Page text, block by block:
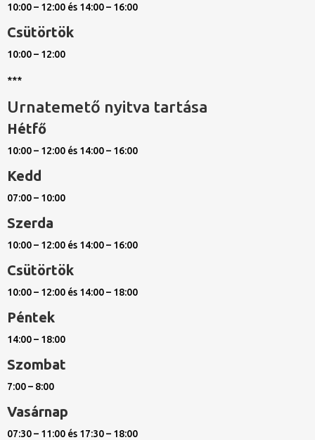
10:00 – 12:00 és 14:00 – 16:00
Csütörtök
10:00 – 12:00
***
Urnatemető nyitva tartása
Hétfő
10:00 – 12:00 és 14:00 – 16:00
Kedd
07:00 – 10:00
Szerda
10:00 – 12:00 és 14:00 – 16:00
Csütörtök
10:00 – 12:00 és 14:00 – 18:00
Péntek
14:00 – 18:00
Szombat
7:00 – 8:00
Vasárnap
07:30 – 11:00 és 17:30 – 18:00